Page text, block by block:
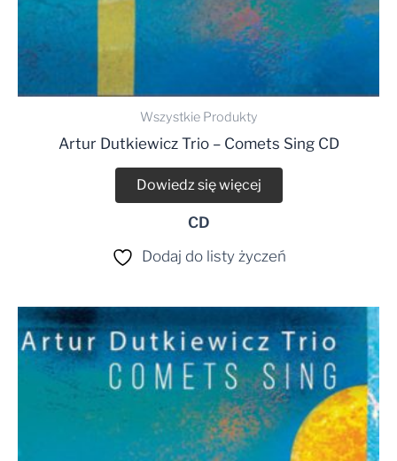
Wszystkie Produkty
Artur Dutkiewicz Trio – Comets Sing CD
Dowiedz się więcej
CD
Dodaj do listy życzeń